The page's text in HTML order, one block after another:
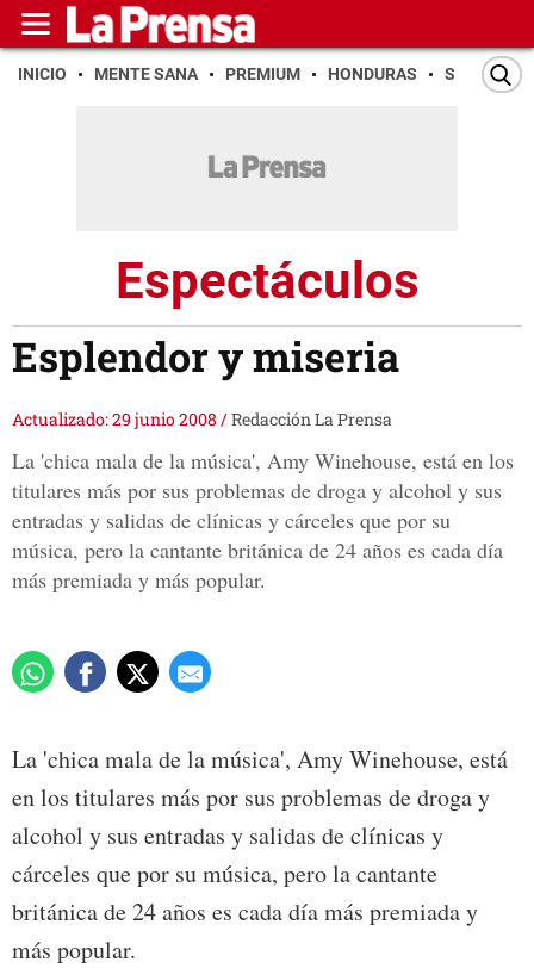
INICIO MENTE SANA PREMIUM HONDURAS SAN PEDRO
Espectáculos
Esplendor y miseria
Actualizado: 29 junio 2008 /Redacción La Prensa
La 'chica mala de la música', Amy Winehouse, está en los
titulares más por sus problemas de droga y alcohol y sus
entradas y salidas de clínicas y cárceles que por su
música, pero la cantante británica de 24 años es cada día
más premiada y más popular.
La 'chica mala de la música', Amy Winehouse, está
en los titulares más por sus problemas de droga y
alcohol y sus entradas y salidas de clínicas y
cárceles que por su música, pero la cantante
británica de 24 años es cada día más premiada y
más popular.